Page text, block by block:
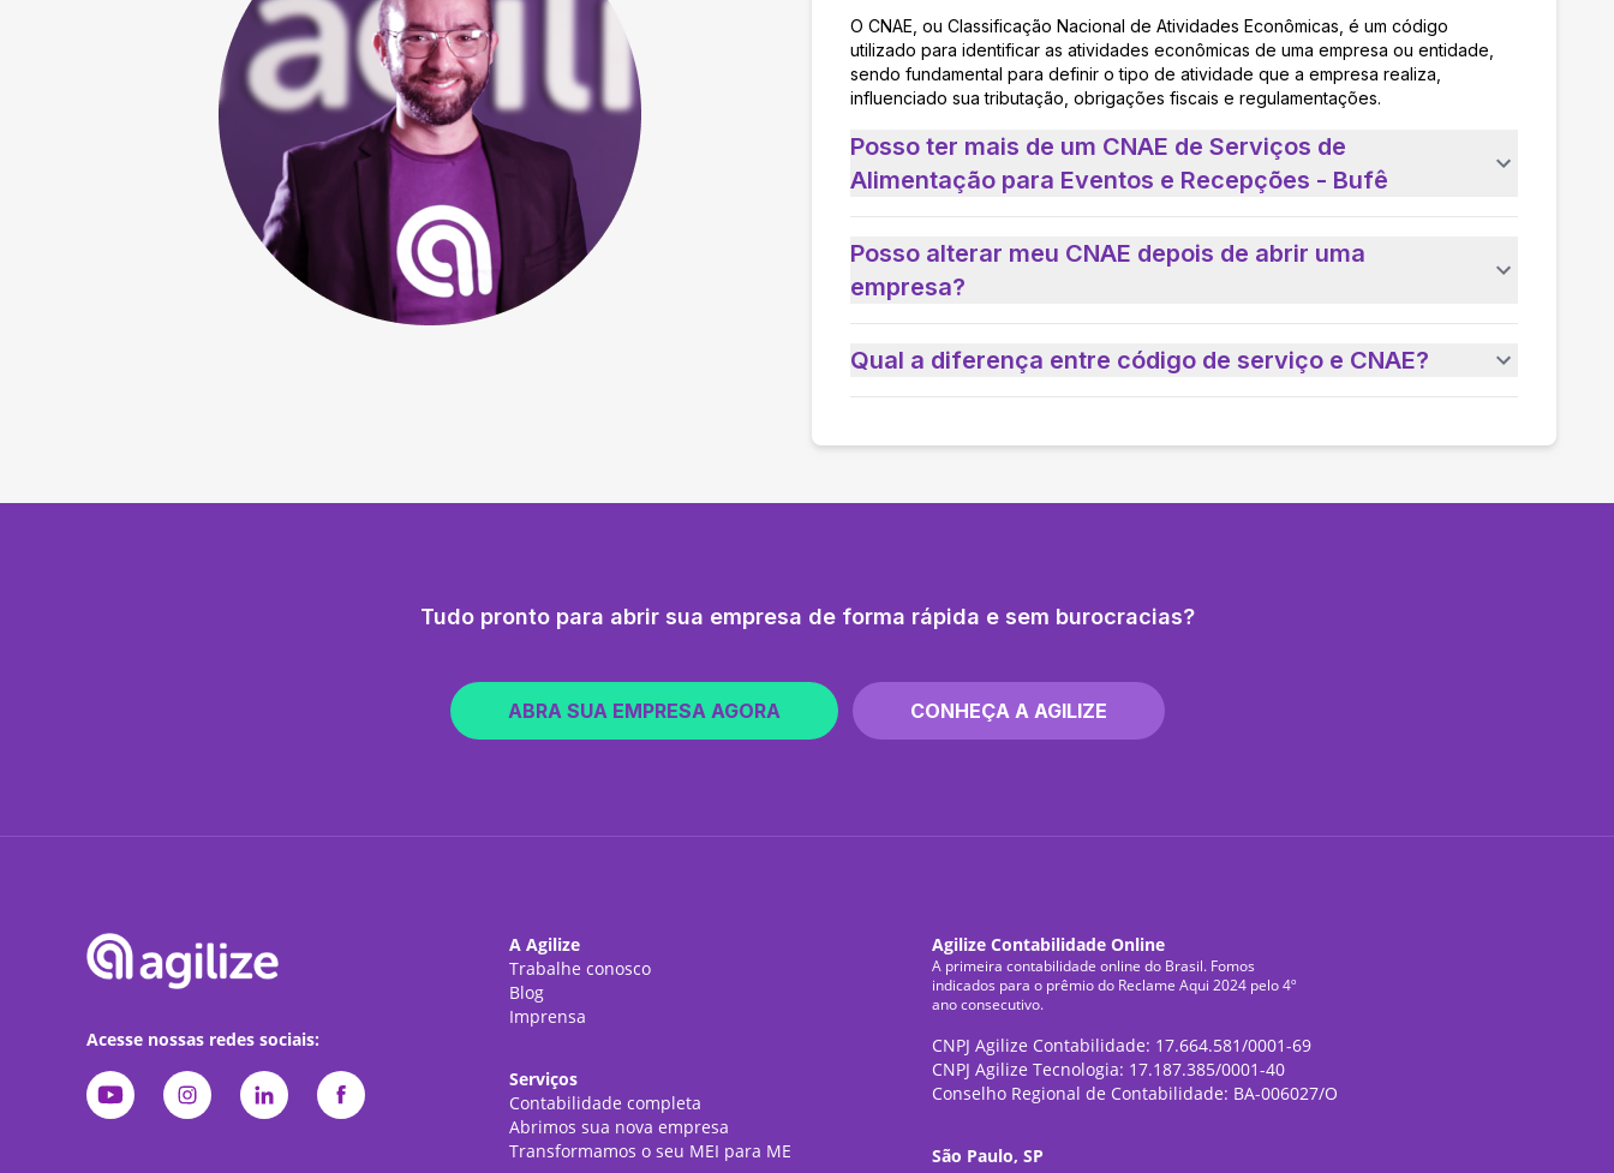
O CNAE, ou Classificação Nacional de Atividades Econômicas, é um código
utilizado para identificar as atividades econômicas de uma empresa ou entidade,
sendo fundamental para definir o tipo de atividade que a empresa realiza,
influenciado sua tributação, obrigações fiscais e regulamentações.
Posso ter mais de um CNAE de Serviços de
Alimentação para Eventos e Recepções - Bufê
Posso alterar meu CNAE depois de abrir uma
empresa?
Qual a diferença entre código de serviço e CNAE?
Tudo pronto para abrir sua empresa de forma rápida e sem burocracias?
ABRA SUA EMPRESA AGORA CONHEÇA A AGILIZE
Acesse nossas redes sociais:
A Agilize
Trabalhe conosco
Blog
Imprensa
Serviços
Contabilidade completa
Abrimos sua nova empresa
Transformamos o seu MEI para ME
Agilize Contabilidade Online
A primeira contabilidade online do Brasil. Fomos
indicados para o prêmio do Reclame Aqui 2024 pelo 4º
ano consecutivo.
CNPJ Agilize Contabilidade: 17.664.581/0001-69
CNPJ Agilize Tecnologia: 17.187.385/0001-40
Conselho Regional de Contabilidade: BA-006027/O
São Paulo, SP